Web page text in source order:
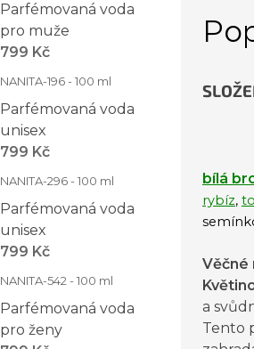
Parfémovaná voda
pro muže
799 Kč
NANITA-196 - 100 ml
Parfémovaná voda
unisex
799 Kč
NANITA-296 - 100 ml
Parfémovaná voda
unisex
799 Kč
NANITA-542 - 100 ml
Parfémovaná voda
pro ženy
bílá
rybíz,
Věčné
a
Tento